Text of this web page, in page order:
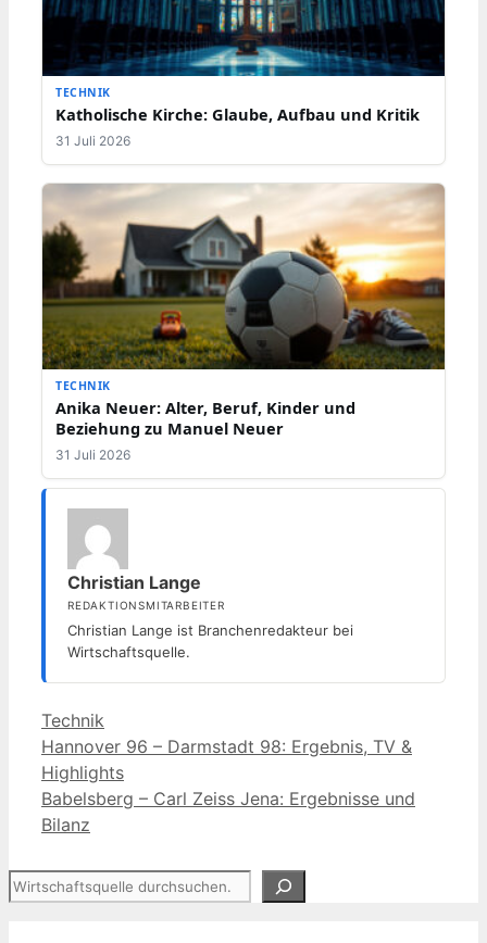
TECHNIK
Katholische Kirche: Glaube, Aufbau und Kritik
31 Juli 2026
TECHNIK
Anika Neuer: Alter, Beruf, Kinder und
Beziehung zu Manuel Neuer
31 Juli 2026
Christian Lange
REDAKTIONSMITARBEITER
Christian Lange ist Branchenredakteur bei
Wirtschaftsquelle.
Kategorien
Technik
Hannover 96 – Darmstadt 98: Ergebnis, TV &
Highlights
Babelsberg – Carl Zeiss Jena: Ergebnisse und
Bilanz
Suchen